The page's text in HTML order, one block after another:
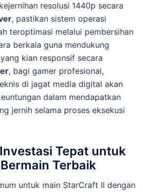
resolusi 1440p secara
, pastikan sistem operasi
teroptimasi melalui pembersihan
berkala guna mendukung
kian responsif secara
, bagi gamer profesional,
di jagat media digital akan
dalam mendapatkan
jernih selama proses eksekusi
Tepat untuk
Terbaik
untuk main StarCraft II dengan